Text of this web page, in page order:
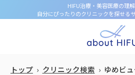
HIFU治療・美容医療の理解
自分にぴったりのクリニックを探せる
トップ クリニック検索 ゆめビ